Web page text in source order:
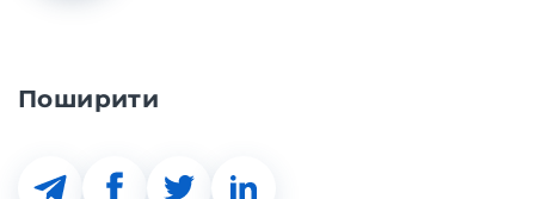
Поширити